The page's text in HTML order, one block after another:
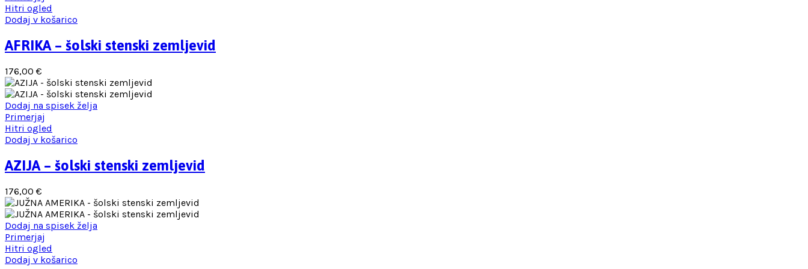
Hitri ogled
Dodaj v košarico
AFRIKA – šolski stenski zemljevid
176,00 €
Dodaj na spisek želja
Primerjaj
Hitri ogled
Dodaj v košarico
AZIJA – šolski stenski zemljevid
176,00 €
Dodaj na spisek želja
Primerjaj
Hitri ogled
Dodaj v košarico